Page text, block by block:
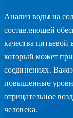
Анализ воды на
составляющей
качества
который может
соединениях.
повышенные
отрицательное
человека.